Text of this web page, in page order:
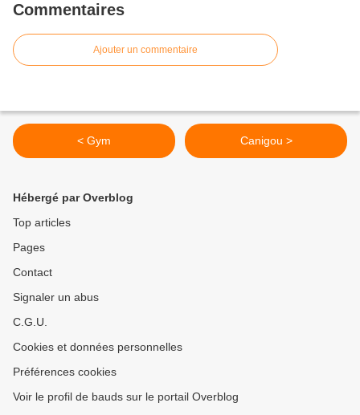
Commentaires
Ajouter un commentaire
< Gym Canigou >
Hébergé par Overblog
Top articles
Pages
Contact
Signaler un abus
C.G.U.
Cookies et données personnelles
Préférences cookies
Voir le profil de bauds sur le portail Overblog